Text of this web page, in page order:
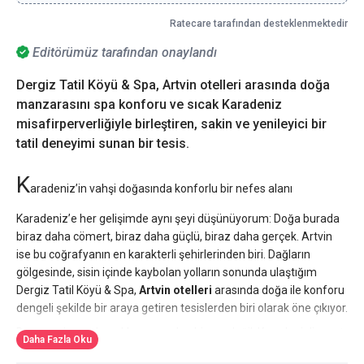
Editörümüz tarafından onaylandı
Dergiz Tatil Köyü & Spa, Artvin otelleri arasında doğa
manzarasını spa konforu ve sıcak Karadeniz
misafirperverliğiyle birleştiren, sakin ve yenileyici bir
tatil deneyimi sunan bir tesis.
Karadeniz’in vahşi doğasında konforlu bir nefes alanı
Karadeniz’e her gelişimde aynı şeyi düşünüyorum: Doğa burada
biraz daha cömert, biraz daha güçlü, biraz daha gerçek. Artvin
ise bu coğrafyanın en karakterli şehirlerinden biri. Dağların
gölgesinde, sisin içinde kaybolan yolların sonunda ulaştığım
Dergiz Tatil Köyü & Spa, Artvin otelleri arasında doğa ile konforu
dengeli şekilde bir araya getiren tesislerden biri olarak öne çıkıyor.
Burası yalnızca konaklama yapılan bir yer değil, Karadeniz’in sert
ama büyüleyici ruhunu, spa konforuyla yumuşatan bir kaçış
Daha Fazla Oku
Ratecare tarafından desteklenmektedir